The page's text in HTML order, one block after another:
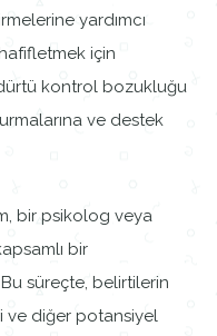
yardımcı
için
kontrol bozukluğu
ve destek
bir psikolog veya
bir
süreçte, belirtilerin
ve diğer potansiyel